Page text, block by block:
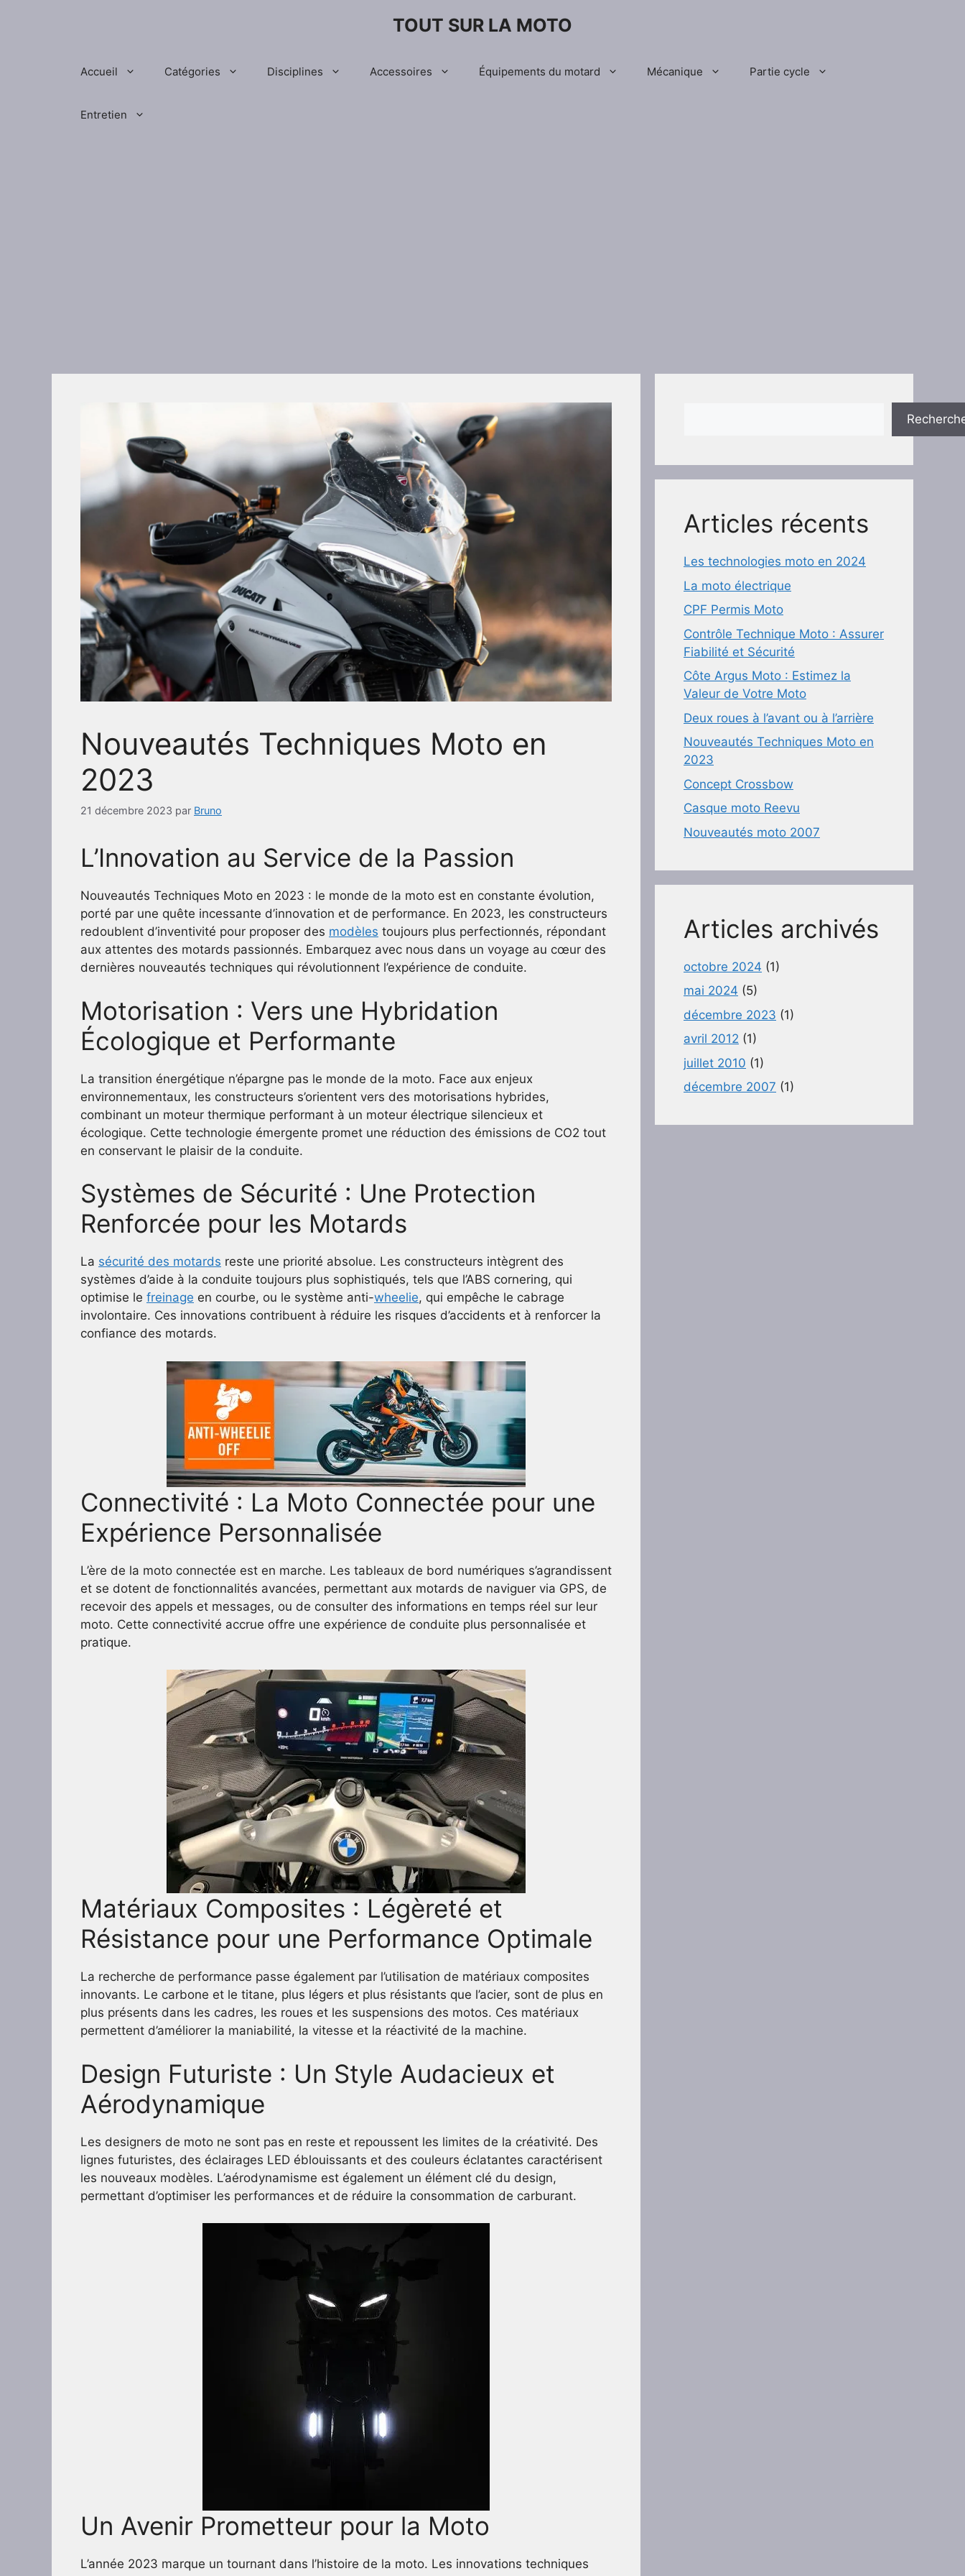
TOUT SUR LA MOTO
Accueil Catégories Disciplines Accessoires Équipements du motard Mécanique Partie cycle
Entretien
Nouveautés Techniques Moto en
2023
21 décembre 2023 par Bruno
L’Innovation au Service de la Passion
Nouveautés Techniques Moto en 2023 : le monde de la moto est en constante évolution,
porté par une quête incessante d’innovation et de performance. En 2023, les constructeurs
redoublent d’inventivité pour proposer des modèles toujours plus perfectionnés, répondant
aux attentes des motards passionnés. Embarquez avec nous dans un voyage au cœur des
dernières nouveautés techniques qui révolutionnent l’expérience de conduite.
Motorisation : Vers une Hybridation
Écologique et Performante
La transition énergétique n’épargne pas le monde de la moto. Face aux enjeux
environnementaux, les constructeurs s’orientent vers des motorisations hybrides,
combinant un moteur thermique performant à un moteur électrique silencieux et
écologique. Cette technologie émergente promet une réduction des émissions de CO2 tout
en conservant le plaisir de la conduite.
Systèmes de Sécurité : Une Protection
Renforcée pour les Motards
La sécurité des motards reste une priorité absolue. Les constructeurs intègrent des
systèmes d’aide à la conduite toujours plus sophistiqués, tels que l’ABS cornering, qui
optimise le freinage en courbe, ou le système anti-wheelie, qui empêche le cabrage
involontaire. Ces innovations contribuent à réduire les risques d’accidents et à renforcer la
confiance des motards.
Connectivité : La Moto Connectée pour une
Expérience Personnalisée
L’ère de la moto connectée est en marche. Les tableaux de bord numériques s’agrandissent
et se dotent de fonctionnalités avancées, permettant aux motards de naviguer via GPS, de
recevoir des appels et messages, ou de consulter des informations en temps réel sur leur
moto. Cette connectivité accrue offre une expérience de conduite plus personnalisée et
pratique.
Matériaux Composites : Légèreté et
Résistance pour une Performance Optimale
La recherche de performance passe également par l’utilisation de matériaux composites
innovants. Le carbone et le titane, plus légers et plus résistants que l’acier, sont de plus en
plus présents dans les cadres, les roues et les suspensions des motos. Ces matériaux
permettent d’améliorer la maniabilité, la vitesse et la réactivité de la machine.
Design Futuriste : Un Style Audacieux et
Aérodynamique
Les designers de moto ne sont pas en reste et repoussent les limites de la créativité. Des
lignes futuristes, des éclairages LED éblouissants et des couleurs éclatantes caractérisent
les nouveaux modèles. L’aérodynamisme est également un élément clé du design,
permettant d’optimiser les performances et de réduire la consommation de carburant.
Un Avenir Prometteur pour la Moto
L’année 2023 marque un tournant dans l’histoire de la moto. Les innovations techniques
Articles récents
Les technologies moto en 2024
La moto électrique
CPF Permis Moto
Contrôle Technique Moto : Assurer
Fiabilité et Sécurité
Côte Argus Moto : Estimez la
Valeur de Votre Moto
Deux roues à l’avant ou à l’arrière
Nouveautés Techniques Moto en
2023
Concept Crossbow
Casque moto Reevu
Nouveautés moto 2007
Articles archivés
octobre 2024 (1)
mai 2024 (5)
décembre 2023 (1)
avril 2012 (1)
juillet 2010 (1)
décembre 2007 (1)